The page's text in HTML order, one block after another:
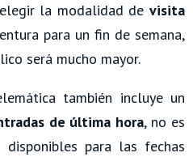
la modalidad de visita
para un fin de semana,
será mucho mayor.
también incluye un
de última hora, no es
para las fechas